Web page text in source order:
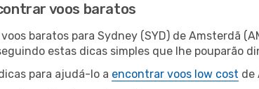
voos baratos
baratos para Sydney (SYD) de Amsterdã
estas dicas simples que lhe pouparão
para ajudá-lo a encontrar voos low cost de